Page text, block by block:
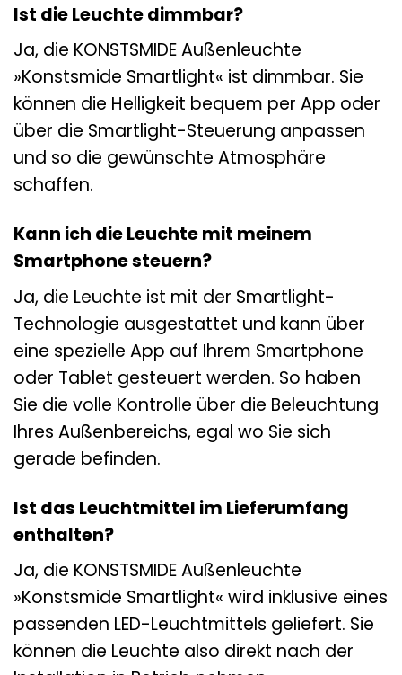
Ist die Leuchte dimmbar?
Ja, die KONSTSMIDE Außenleuchte
»Konstsmide Smartlight« ist dimmbar. Sie
können die Helligkeit bequem per App oder
über die Smartlight-Steuerung anpassen
und so die gewünschte Atmosphäre
schaffen.
Kann ich die Leuchte mit meinem
Smartphone steuern?
Ja, die Leuchte ist mit der Smartlight-
Technologie ausgestattet und kann über
eine spezielle App auf Ihrem Smartphone
oder Tablet gesteuert werden. So haben
Sie die volle Kontrolle über die Beleuchtung
Ihres Außenbereichs, egal wo Sie sich
gerade befinden.
Ist das Leuchtmittel im Lieferumfang
enthalten?
Ja, die KONSTSMIDE Außenleuchte
»Konstsmide Smartlight« wird inklusive eines
passenden LED-Leuchtmittels geliefert. Sie
können die Leuchte also direkt nach der